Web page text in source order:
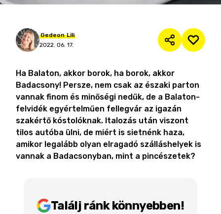
Gedeon Lili
2022. 06. 17.
Ha Balaton, akkor borok, ha borok, akkor
Badacsony! Persze, nem csak az északi parton
vannak finom és minőségi nedűk, de a Balaton-
felvidék egyértelműen fellegvár az igazán
szakértő kóstolóknak. Italozás után viszont
tilos autóba ülni, de miért is sietnénk haza,
amikor legalább olyan elragadó szálláshelyek is
vannak a Badacsonyban, mint a pincészetek?
Találj ránk könnyebben!